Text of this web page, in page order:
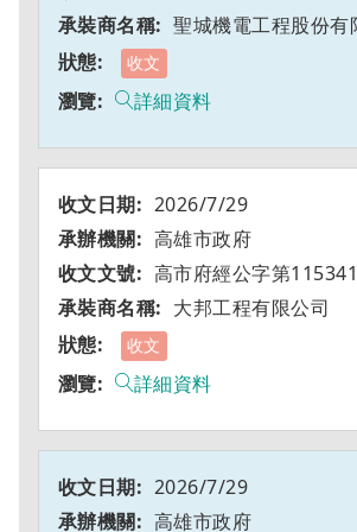
聖城機電工程股份有
收文
詳細資料
2026/7/29
高雄市政府
高市府經公字第
大邦工程有限公司
收文
詳細資料
2026/7/29
高雄市政府